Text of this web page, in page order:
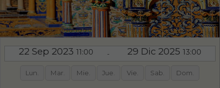
22 Sep 202311:00 - 29 Dic 2025 13:00
Lun. Mar. Mie. Jue. Vie. Sab. Dom.